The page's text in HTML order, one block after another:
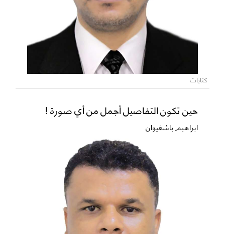
كتابات
حين تكون التفاصيل أجمل من أي صورة !
ابراهيم باشغيوان